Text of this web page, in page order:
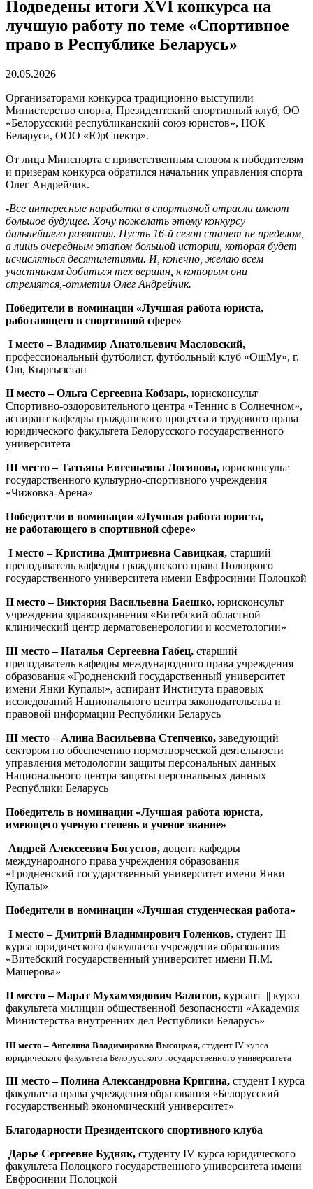
Подведены итоги XVI конкурса на
лучшую работу по теме «Спортивное
право в Республике Беларусь»
20.05.2026
Организаторами конкурса традиционно выступили
Министерство спорта, Президентский спортивный клуб, ОО
«Белорусский республиканский союз юристов», НОК
Беларуси, ООО «ЮрСпектр».
От лица Минспорта с приветственным словом к победителям
и призерам конкурса обратился начальник управления спорта
Олег Андрейчик.
-Все интересные наработки в спортивной отрасли имеют
большое будущее. Хочу пожелать этому конкурсу
дальнейшего развития. Пусть 16-й сезон станет не пределом,
а лишь очередным этапом большой истории, которая будет
исчисляться десятилетиями. И, конечно, желаю всем
участникам добиться тех вершин, к которым они
стремятся,-отметил Олег Андрейчик.
Победители в номинации «Лучшая работа юриста,
работающего в спортивной сфере»
I место – Владимир Анатольевич Масловский,
профессиональный футболист, футбольный клуб «ОшМу», г.
Ош, Кыргызстан
II место – Ольга Сергеевна Кобзарь, юрисконсульт
Спортивно-оздоровительного центра «Теннис в Солнечном»,
аспирант кафедры гражданского процесса и трудового права
юридического факультета Белорусского государственного
университета
III место – Татьяна Евгеньевна Логинова, юрисконсульт
государственного культурно-спортивного учреждения
«Чижовка-Арена»
Победители в номинации «Лучшая работа юриста,
не работающего в спортивной сфере»
I место – Кристина Дмитриевна Савицкая, старший
преподаватель кафедры гражданского права Полоцкого
государственного университета имени Евфросинии Полоцкой
II место – Виктория Васильевна Баешко, юрисконсульт
учреждения здравоохранения «Витебский областной
клинический центр дерматовенерологии и косметологии»
III место – Наталья Сергеевна Габец, старший
преподаватель кафедры международного права учреждения
образования «Гродненский государственный университет
имени Янки Купалы», аспирант Института правовых
исследований Национального центра законодательства и
правовой информации Республики Беларусь
III место – Алина Васильевна Степченко, заведующий
сектором по обеспечению нормотворческой деятельности
управления методологии защиты персональных данных
Национального центра защиты персональных данных
Республики Беларусь
Победитель в номинации «Лучшая работа юриста,
имеющего ученую степень и ученое звание»
Андрей Алексеевич Богустов, доцент кафедры
международного права учреждения образования
«Гродненский государственный университет имени Янки
Купалы»
Победители в номинации «Лучшая студенческая работа»
I место – Дмитрий Владимирович Голенков, студент III
курса юридического факультета учреждения образования
«Витебский государственный университет имени П.М.
Машерова»
II место – Марат Мухаммядович Валитов, курсант ||| курса
факультета милиции общественной безопасности «Академия
Министерства внутренних дел Республики Беларусь»
III место – Ангелина Владимировна Высоцкая, студент IV курса
юридического факультета Белорусского государственного университета
III место – Полина Александровна Кригина, студент I курса
факультета права учреждения образования «Белорусский
государственный экономический университет»
Благодарности Президентского спортивного клуба
Дарье Сергеевне Будняк, студенту IV курса юридического
факультета Полоцкого государственного университета имени
Евфросинии Полоцкой